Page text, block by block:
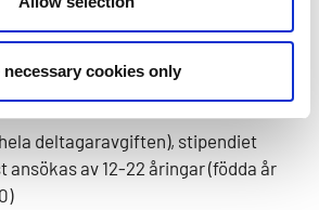
necessary cookies only
ansökas av deltagare som
stipendium ansöker du om?
deltagaravgiften), stipendiet
ansökas av 12-22 åringar (födda år